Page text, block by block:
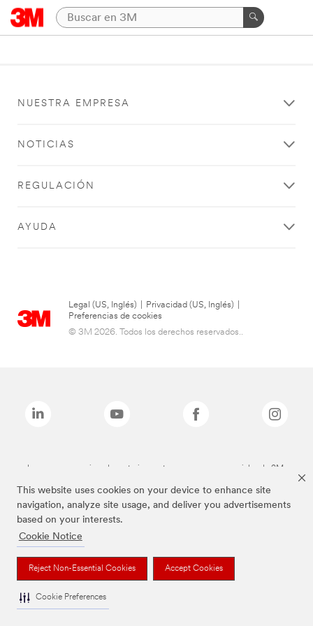
This website uses cookies on your device to enhance site
navigation, analyze site usage, and deliver you advertisements
based on your interests.
Cookie Notice
Reject Non-Essential Cookies Accept Cookies
Cookie Preferences
NUESTRA EMPRESA
NOTICIAS
REGULACIÓN
AYUDA
Legal (US, Inglés) Privacidad (US, Inglés)
Preferencias de cookies
© 3M 2026. Todos los derechos reservados..
Las marcas mencionadas anteriormente son marcas comerciales de 3M.